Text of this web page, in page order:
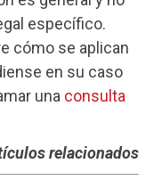
específico.
cómo se aplican
en su caso
una consulta
relacionados